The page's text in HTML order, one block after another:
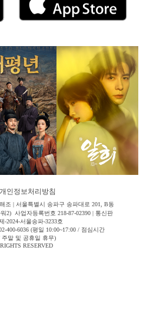
개인정보처리방침
조 | 서울특별시 송파구 송파대로 201, B동
2) 사업자등록번호 218-87-02390 | 통신판
-2024-서울송파-3233호
400-6036 (평일 10:00~17:00 / 점심시간
주말 및 공휴일 휴무)
RESERVED